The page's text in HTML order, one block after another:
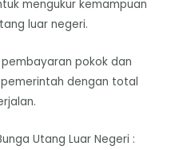
mengukur kemampuan
luar negeri.
pokok dan
pemerintah dengan total
Utang Luar Negeri :